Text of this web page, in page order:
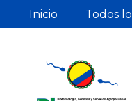
Inicio Todos